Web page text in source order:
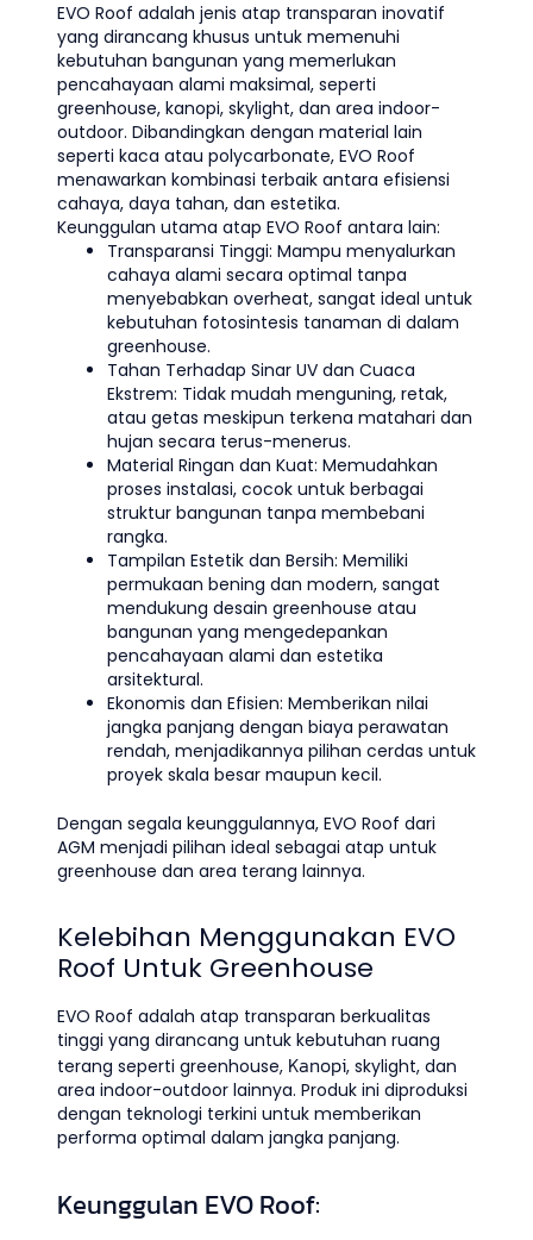
EVO Roof adalah jenis atap transparan inovatif
yang dirancang khusus untuk memenuhi
kebutuhan bangunan yang memerlukan
pencahayaan alami maksimal, seperti
greenhouse, kanopi, skylight, dan area indoor-
outdoor. Dibandingkan dengan material lain
seperti kaca atau polycarbonate, EVO Roof
menawarkan kombinasi terbaik antara efisiensi
cahaya, daya tahan, dan estetika.
Keunggulan utama atap EVO Roof antara lain:
Transparansi Tinggi: Mampu menyalurkan
cahaya alami secara optimal tanpa
menyebabkan overheat, sangat ideal untuk
kebutuhan fotosintesis tanaman di dalam
greenhouse.
Tahan Terhadap Sinar UV dan Cuaca
Ekstrem: Tidak mudah menguning, retak,
atau getas meskipun terkena matahari dan
hujan secara terus-menerus.
Material Ringan dan Kuat: Memudahkan
proses instalasi, cocok untuk berbagai
struktur bangunan tanpa membebani
rangka.
Tampilan Estetik dan Bersih: Memiliki
permukaan bening dan modern, sangat
mendukung desain greenhouse atau
bangunan yang mengedepankan
pencahayaan alami dan estetika
arsitektural.
Ekonomis dan Efisien: Memberikan nilai
jangka panjang dengan biaya perawatan
rendah, menjadikannya pilihan cerdas untuk
proyek skala besar maupun kecil.
Dengan segala keunggulannya, EVO Roof dari
AGM menjadi pilihan ideal sebagai atap untuk
greenhouse dan area terang lainnya.
Kelebihan Menggunakan EVO
Roof Untuk Greenhouse
EVO Roof adalah atap transparan berkualitas
tinggi yang dirancang untuk kebutuhan ruang
terang seperti greenhouse, Kanopi, skylight, dan
area indoor-outdoor lainnya. Produk ini diproduksi
dengan teknologi terkini untuk memberikan
performa optimal dalam jangka panjang.
Keunggulan EVO Roof: